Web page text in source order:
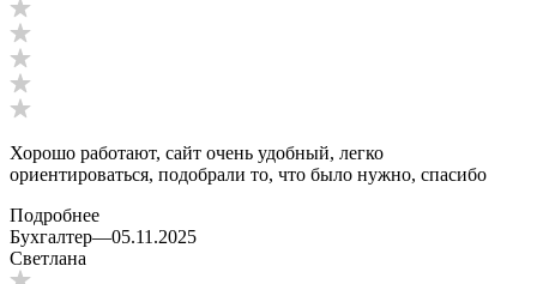
Хорошо работают, сайт очень удобный, легко
ориентироваться, подобрали то, что было нужно, спасибо
Подробнее
Бухгалтер—05.11.2025
Светлана